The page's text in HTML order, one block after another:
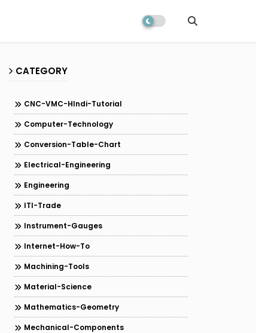
CATEGORY
CNC-VMC-HIndi-Tutorial
Computer-Technology
Conversion-Table-Chart
Electrical-Engineering
Engineering
ITI-Trade
Instrument-Gauges
Internet-How-To
Machining-Tools
Material-Science
Mathematics-Geometry
Mechanical-Components